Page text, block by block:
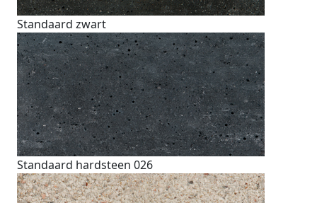
Standaard zwart
Standaard hardsteen 026